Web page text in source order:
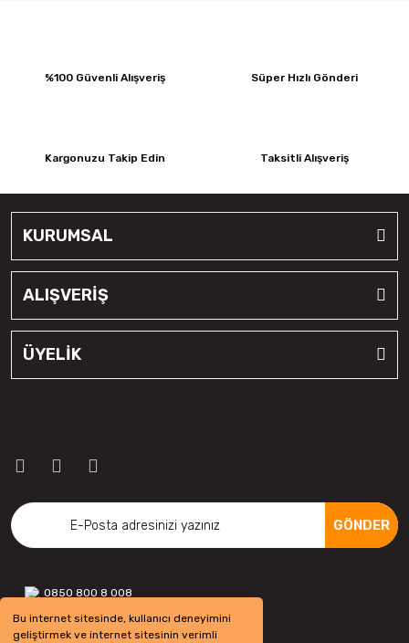
Bu internet sitesinde, kullanıcı deneyimini
geliştirmek ve internet sitesinin verimli
%100 Güvenli Alışveriş Süper Hızlı Gönderi
Kargonuzu Takip Edin Taksitli Alışveriş
KURUMSAL
ALIŞVERİŞ
ÜYELİK
GÖNDER
0850 800 8 008